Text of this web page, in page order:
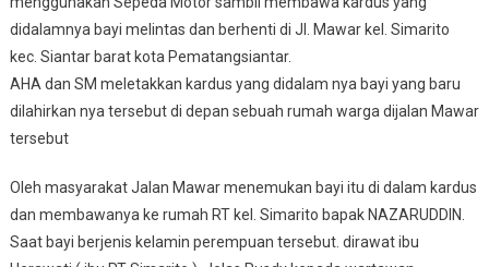
didalamnya bayi melintas dan berhenti di Jl. Mawar kel. Simarito
kec. Siantar barat kota Pematangsiantar.
AHA dan SM meletakkan kardus yang didalam nya bayi yang baru
dilahirkan nya tersebut di depan sebuah rumah warga dijalan Mawar
tersebut
Oleh masyarakat Jalan Mawar menemukan bayi itu di dalam kardus
dan membawanya ke rumah RT kel. Simarito bapak NAZARUDDIN.
Saat bayi berjenis kelamin perempuan tersebut. dirawat ibu